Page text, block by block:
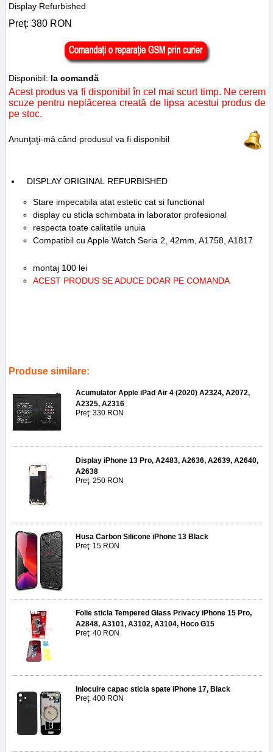
Display Refurbished
Preţ: 380 RON
Disponibil: la comandă
Acest produs va fi disponibil în cel mai scurt timp. Ne cerem
scuze pentru neplăcerea creată de lipsa acestui produs de
pe stoc.
Anunţaţi-mă când produsul va fi disponibil
DISPLAY ORIGINAL REFURBISHED
Stare impecabila atat estetic cat si functional
display cu sticla schimbata in laborator profesional
respecta toate calitatile unuia
Compatibil cu Apple Watch Seria 2, 42mm, A1758, A1817
montaj 100 lei
ACEST PRODUS SE ADUCE DOAR PE COMANDA
Produse similare:
Acumulator Apple iPad Air 4 (2020) A2324, A2072,
A2325, A2316
Preţ: 330 RON
Display iPhone 13 Pro, A2483, A2636, A2639, A2640,
A2638
Preţ: 250 RON
Husa Carbon Silicone iPhone 13 Black
Preţ: 15 RON
Folie sticla Tempered Glass Privacy iPhone 15 Pro,
A2848, A3101, A3102, A3104, Hoco G15
Preţ: 40 RON
Inlocuire capac sticla spate iPhone 17, Black
Preţ: 400 RON